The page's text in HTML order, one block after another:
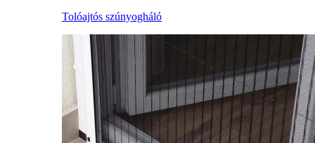
Tolóajtós szúnyogháló